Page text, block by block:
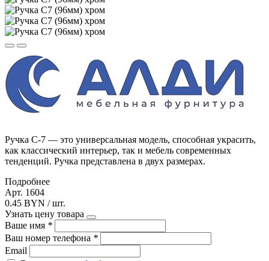
Ручка С-7 — это универсальная модель, способная украсить,
как классический интерьер, так и мебель современных
тенденций. Ручка представлена в двух размерах.
Подробнее
Арт. 1604
0.45 BYN / шт.
Узнать цену товара
Ваше имя *
Ваш номер телефона *
Email